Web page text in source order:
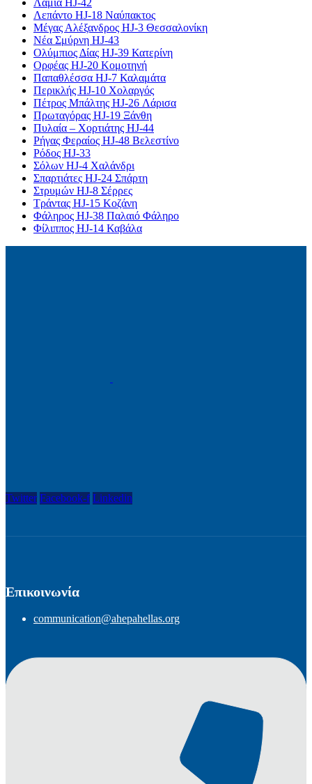
Λεπάντο HJ-18 Ναύπακτος
Μέγας Αλέξανδρος HJ-3 Θεσσαλονίκη
Νέα Σμύρνη HJ-43
Ολύμπιος Δίας HJ-39 Κατερίνη
Ορφέας HJ-20 Κομοτηνή
Παπαθλέσσα HJ-7 Καλαμάτα
Περικλής HJ-10 Χολαργός
Πέτρος Μπάλτης HJ-26 Λάρισα
Πρωταγόρας HJ-19 Ξάνθη
Πυλαία – Χορτιάτης HJ-44
Ρήγας Φεραίος HJ-48 Βελεστίνο
Ρόδος HJ-33
Σόλων HJ-4 Χαλάνδρι
Σπαρτιάτες HJ-24 Σπάρτη
Στρυμών HJ-8 Σέρρες
Τράντας HJ-15 Κοζάνη
Φάληρος HJ-38 Παλαιό Φάληρο
Φίλιππος HJ-14 Καβάλα
Twitter Facebook-f Linkedin
Επικοινωνία
communication@ahepahellas.org